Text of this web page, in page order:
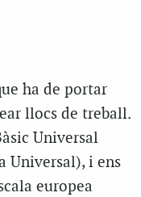
ha de portar
llocs de treball.
Universal
Universal), i ens
europea